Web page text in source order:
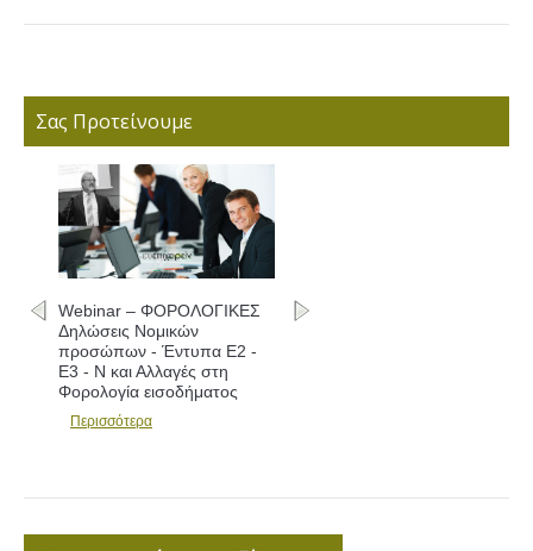
Σας Προτείνουμε
Webinar – ΦΟΡΟΛΟΓΙΚΕΣ
Δηλώσεις Νομικών
προσώπων - Έντυπα Ε2 -
Ε3 - Ν και Αλλαγές στη
Φορολογία εισοδήματος
Περισσότερα